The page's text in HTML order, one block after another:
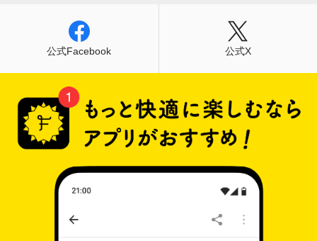
公式Facebook 公式X